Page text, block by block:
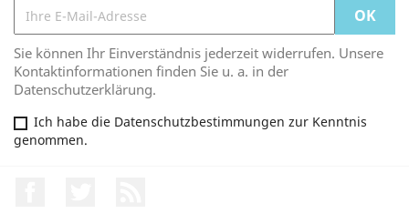
Sie können Ihr Einverständnis jederzeit widerrufen. Unsere
Kontaktinformationen finden Sie u. a. in der
Datenschutzerklärung.
Ich habe die Datenschutzbestimmungen zur Kenntnis
genommen.